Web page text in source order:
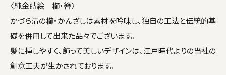
〈純金蒔絵 櫛・簪〉
かづら清の櫛・かんざしは素材を吟味し、独自の工法と伝統的基
礎を併用して出来た品々でございます。
髪に挿しやすく、飾って美しいデザインは、江戸時代よりの当社の
創意工夫が生かされております。